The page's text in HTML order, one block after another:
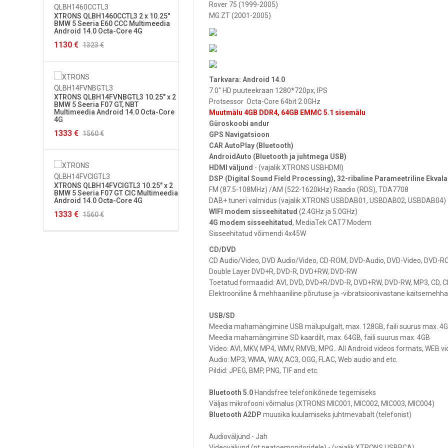
XTRONS QLBH1460CCTL3 2 x 10.25"
BMW 5 Seeria E60 CCC Multimeedia
Android 14.0 Octa-Core 4G
1130 € 1323 €
XTRONS QLBH14FVNBGTL3 10.25" x 2
BMW 5 Seeria F07 GT, NBT
Multimeedia Android 14.0 Octa-Core
4G
1333 € 1560 €
XTRONS QLBH14FVCIGTL3 10.25" x 2
BMW 5 Seeria F07 GT CIC Multimeedia
Android 14.0 Octa-Core 4G
1333 € 1560 €
XTRONS QLB14SVNBTL3 21.0" BMW 7
Android Octa-Core 4G
1333 €
XTRONS QLBH14SVNBTL3 21.0" BMW
7 Seeria F01, F02, F04 NBT
Multimeedia Android Octa-Core 4G
1399 € 1639 €
XTRONS QLBH14SVCITL3 21" BMW 7
Seeria F01, F02, F04 CIC Multimeedia
Android Octa-Core 4G
1399 € 1639 €
Rover 75 (1999-2005)
MG ZT (2001-2005)
Tarkvara: Android 14.0
7.0" HD puuteekraan 1280*720px, IPS
Protsessor Octa-Core 64bit 2.0GHz
Muutmälu 4GB DDR4, 64GB EMMC 5.1 sisemälu
Güroskoobi andur
GPS Navigatsioon
CAR AutoPlay (Bluetooth)
AndroidAuto (Bluetooth ja juhtmega USB)
HDMI väljund - (vajalik XTRONS USBHDMI)
DSP (Digital Sound Field Processing), 32-ribaline Parameetriline
FM (87.5-108MHz) /AM (522-1620kHz) Raadio (RDS), TDA7708
DAB+ tuneri valmidus (vajalik XTRONS USBDAB01, USBDAB02, USBDAB04)
WIFI modem sisseehitatud (2.4GHz ja 5.0GHz)
4G modem sisseehitatud, MediaTek CAT7 Modem
Sisseehitatud võimendi 4x45W
CD/DVD
CD Audio/Video, DVD Audio/Video, CD-ROM, DVD-Audio, DVD-Video, DVD-
Double Layer DVD+R, DVD-R, DVD+RW, DVD-RW
Toetatud formaadid: AVI, DVD, DVD+R/DVD-R, DVD+RW, DVD-RW, MP3, CD,
Elektrooniline & mehhaaniline põrutuse ja -vibratsioonivastane
USB/SD
Meedia mahamängimine USB mälupulgalt, max. 128GB, faili suurus max.
Meedia mahamängimine SD kaardilt, max. 64GB, faili suurus max. 4GB
Video: AVI, MKV, MP4, WMV, RMVB, MPG.. All Android videos formats, WEB
Audio: MP3, WMA, WAV, AC3, OGG, FLAC, Web audio and etc.
Pildid: JPEG, BMP, PNG, TIF and etc.
Bluetooth 5.0 Handsfree telefonikõnede tegemiseks
Väljas mikrofooni võimalus (XTRONS MIC001, MIC002, MIC003, MIC004)
Bluetooth A2DP muusika kuulamiseks juhtmevabalt (telefonist)
Audioväljund - Jah